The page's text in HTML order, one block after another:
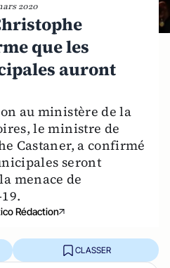
2020
que les
auront
au ministère de la
le ministre de
Castaner, a confirmé
seront
menace de
Rédaction
CLASSER